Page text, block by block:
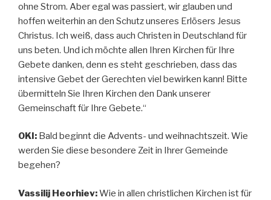
ohne Strom. Aber egal was passiert, wir glauben und
hoffen weiterhin an den Schutz unseres Erlösers Jesus
Christus. Ich weiß, dass auch Christen in Deutschland für
uns beten. Und ich möchte allen Ihren Kirchen für Ihre
Gebete danken, denn es steht geschrieben, dass das
intensive Gebet der Gerechten viel bewirken kann! Bitte
übermitteln Sie Ihren Kirchen den Dank unserer
Gemeinschaft für Ihre Gebete.“
OKI: Bald beginnt die Advents- und weihnachtszeit. Wie
werden Sie diese besondere Zeit in Ihrer Gemeinde
begehen?
Vassilij Heorhiev:Wie in allen christlichen Kirchen ist für